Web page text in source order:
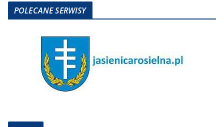
POLECANE SERWISY